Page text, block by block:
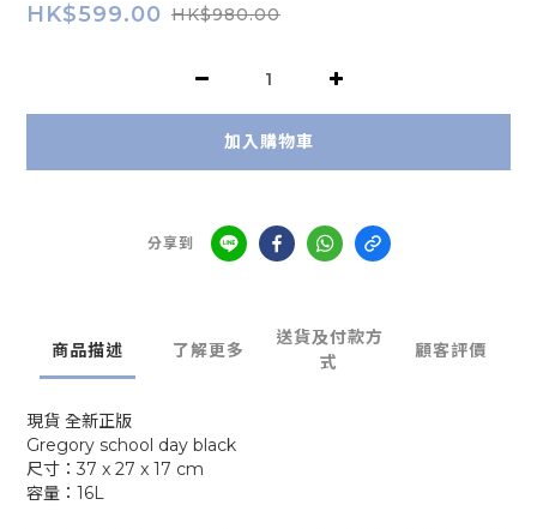
HK$599.00 HK$980.00
加入購物車
分享到
商品描述 了解更多
送貨及付款方
式
顧客評價
現貨 全新正版
Gregory school day black
尺寸： 37 x 27 x 17 cm
容量：16L